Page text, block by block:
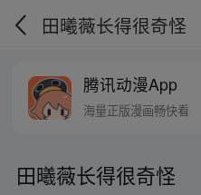
田曦薇长得很奇怪
腾讯动漫App
海量正版漫画畅快看
田曦薇长得很奇怪